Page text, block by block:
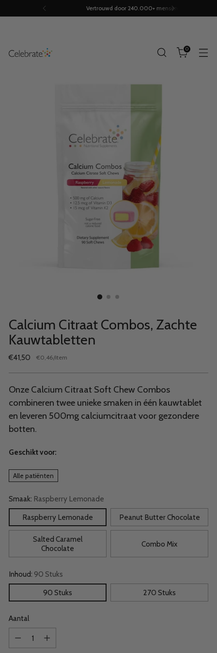
Vertrouwd door 240.000+ mensen
0
Calcium Citraat Combos, Zachte
Kauwtabletten
Normale
€41,50 Stukprijs
€0,46/per
item
Onze Calcium Citraat Soft Chew Combos
combineren twee unieke smaken in één kauwtablet
en leveren 500mg calciumcitraat voor gezondere
botten.
Geschikt voor:
Alle patiënten
Smaak: Raspberry Lemonade
Raspberry Lemonade
Peanut Butter Chocolate
Salted Caramel
Chocolate
Combo Mix
Inhoud: 90 Stuks
90 Stuks
270 Stuks
Aantal